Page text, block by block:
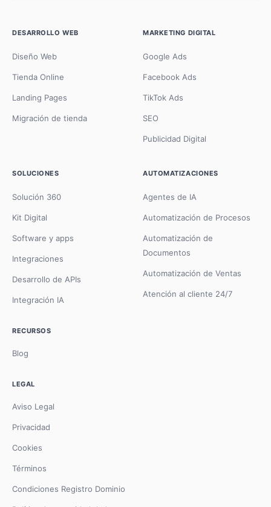
DESARROLLO WEB
Diseño Web
Tienda Online
Landing Pages
Migración de tienda
MARKETING DIGITAL
Google Ads
Facebook Ads
TikTok Ads
SEO
Publicidad Digital
SOLUCIONES
Solución 360
Kit Digital
Software y apps
Integraciones
Desarrollo de APIs
Integración IA
AUTOMATIZACIONES
Agentes de IA
Automatización de Procesos
Automatización de
Documentos
Automatización de Ventas
Atención al cliente 24/7
RECURSOS
Blog
LEGAL
Aviso Legal
Privacidad
Cookies
Términos
Condiciones Registro Dominio